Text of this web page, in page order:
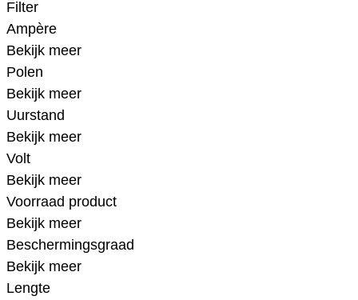
Filter
Ampère
Bekijk meer
Polen
Bekijk meer
Uurstand
Bekijk meer
Volt
Bekijk meer
Voorraad product
Bekijk meer
Beschermingsgraad
Bekijk meer
Lengte